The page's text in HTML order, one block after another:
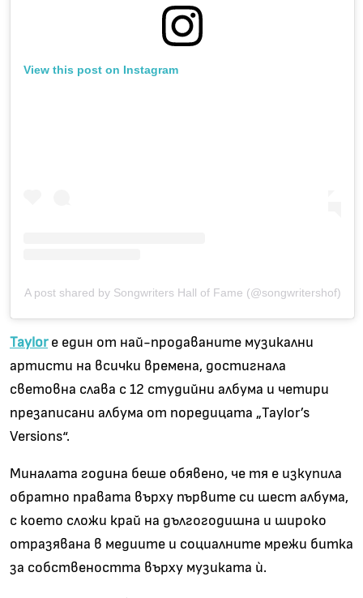
View this post on Instagram
A post shared by Songwriters Hall of Fame (@songwritershof)
Taylorе един от най-продаваните музикални
артисти на всички времена, достигнала
световна слава с 12 студийни албума и четири
презаписани албума от поредицата „Taylor’s
Versions“.
Миналата година беше обявено, че тя е изкупила
обратно правата върху първите си шест албума,
с което сложи край на дългогодишна и широко
отразявана в медиите и социалните мрежи битка
за собствеността върху музиката ѝ.